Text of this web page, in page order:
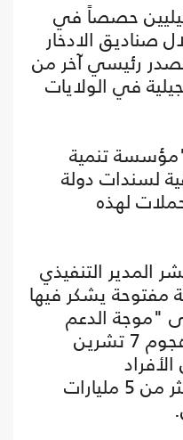
حصصاً في
صناديق الادخار
رئيسي آخر من
في الولايات
تنمية
لسندات دولة
لهذه
تموز/ يوليو 2025 نشر المدير التنفيذي
مفتوحة يشكر فيها
"موجة الدعم
بالأفعال الملموسة منذ هجوم 7 تشرين
والمؤسسات استثمروا أكثر من 5 مليارات